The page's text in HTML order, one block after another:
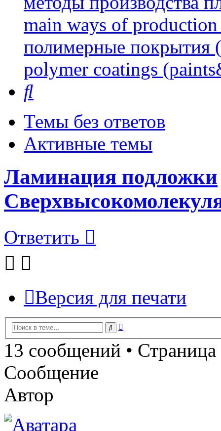
main ways of
полимерные покрытия
polymer coatings
Темы без ответов
Активные темы
Ламинация подложки
Ответить
Версия для печати
Поиск
13 сообщений • Страница
Сообщение
Автор